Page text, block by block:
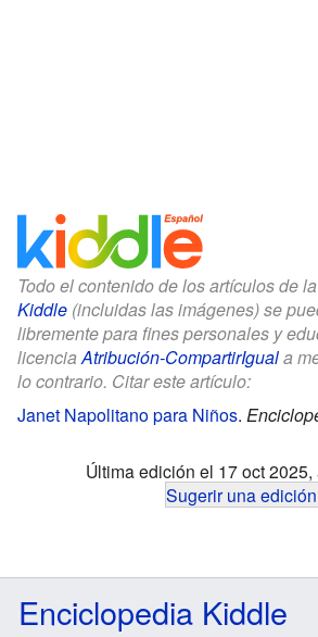
Todo el contenido de los artículos de la
Kiddle (incluidas las imágenes) se
libremente para fines personales y
licenciaAtribución-CompartirIguala
lo contrario. Citar este artículo:
Janet Napolitano para Niños.
Última edición el 17 oct 2025,
Sugerir una edición
Enciclopedia Kiddle